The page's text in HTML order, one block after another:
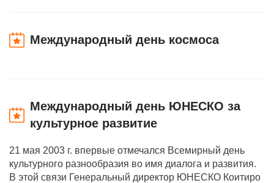
Международный день космоса
Международный день ЮНЕСКО за
культурное развитие
21 мая 2003 г. впервые отмечался Всемирный день
культурного разнообразия во имя диалога и развития.
В этой связи Генеральный директор ЮНЕСКО Коитиро